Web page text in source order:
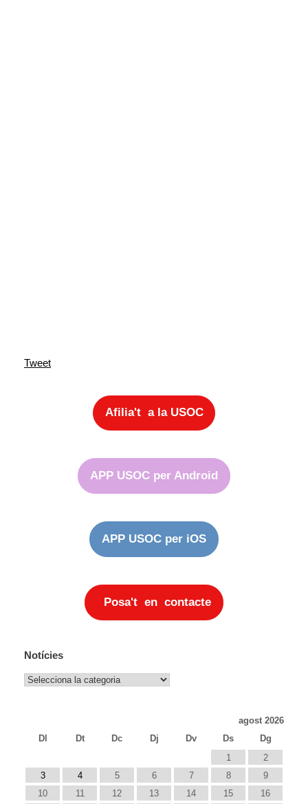
Tweet
Afilia't a la USOC
APP USOC per Android
APP USOC per iOS
Posa't en contacte
Notícies
Notícies
agost 2026
Dl
Dt Dc Dj Dv Ds
Dg
1
2
3
4 5 6 7 8
9
10
11 12 13 14 15
16